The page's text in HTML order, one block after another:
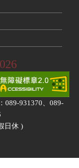
089-931370、089-
日休 )